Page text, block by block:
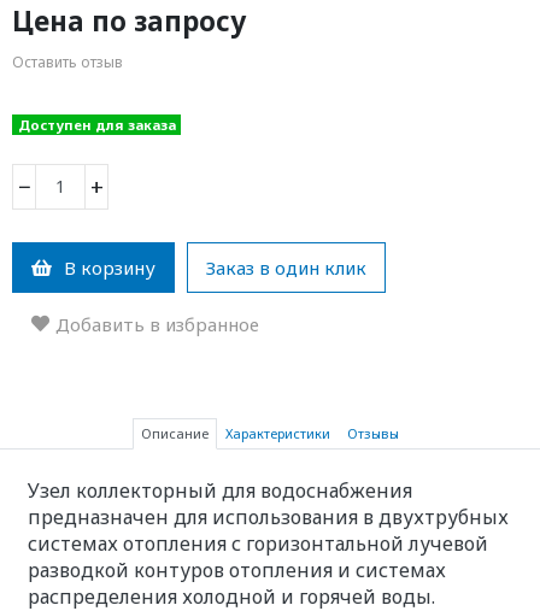
Цена по запросу
Оставить отзыв
Доступен для заказа
− +
В корзину Заказ в один клик
Добавить в избранное
Описание Характеристики Отзывы
Узел коллекторный для водоснабжения
предназначен для использования в двухтрубных
системах отопления с горизонтальной лучевой
разводкой контуров отопления и системах
распределения холодной и горячей воды.